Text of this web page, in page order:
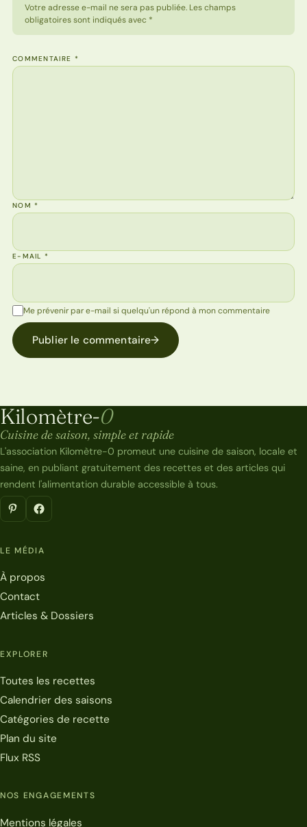
Votre adresse e-mail ne sera pas publiée. Les champs
obligatoires sont indiqués avec *
COMMENTAIRE *
NOM*
E-MAIL*
Me prévenir par e-mail si quelqu'un répond à mon commentaire
Publier le commentaire→
Kilomètre-0
Kilomètre-0
Cuisine de saison, simple et rapide
L'association Kilomètre-0 promeut une cuisine de saison, locale et
saine, en publiant gratuitement des recettes et des articles qui
rendent l'alimentation durable accessible à tous.
LE MÉDIA
À propos
Contact
Articles & Dossiers
EXPLORER
Toutes les recettes
Calendrier des saisons
Catégories de recette
Plan du site
Flux RSS
NOS ENGAGEMENTS
Mentions légales